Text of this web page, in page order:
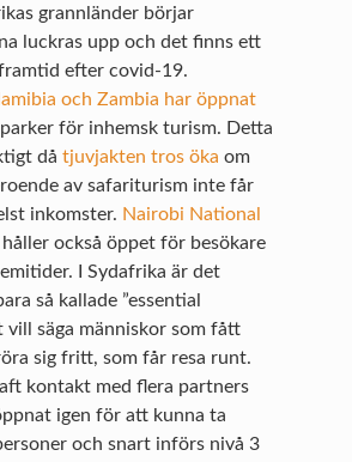
grannländer börjar
luckras upp och det finns ett
efter covid-19.
och Zambia har öppnat
för inhemsk turism. Detta
dåtjuvjakten tros öka om
av safariturism inte får
inkomster. Nairobi National
håller också öppet för besökare
I Sydafrika är det
så kallade ”essential
vill säga människor som fått
sig fritt, som får resa runt.
kontakt med flera partners
igen för att kunna ta
och snart införs nivå 3